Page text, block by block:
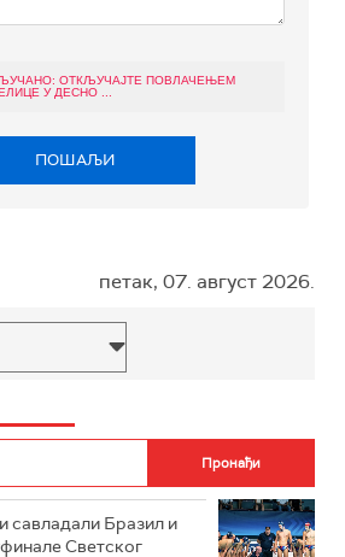
ОТКЉУЧАЈТЕ ПОВЛАЧЕЊЕМ
У ДЕСНО ...
ПОШАЉИ
петак, 07. август 2026.
савладали Бразил и
Светског